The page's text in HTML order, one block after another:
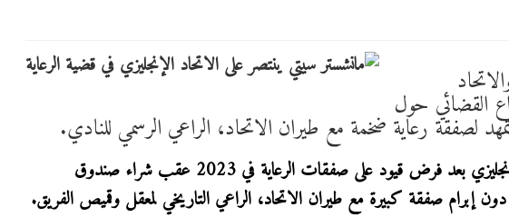
القضائي حول
رعاية ضخمة مع طيران الاتحاد، الراعي الرسمي للنادي.
وكان مانشستر سيتي قد رفع قضية ضد الاتحاد الإنجليزي بعد فرض قيود على صفقات الرعاية في 2023 عقب شراء صندوق
إبرام صفقة كبيرة مع طيران الاتحاد، الراعي التاريخي لمعقل وقميص الفريق.